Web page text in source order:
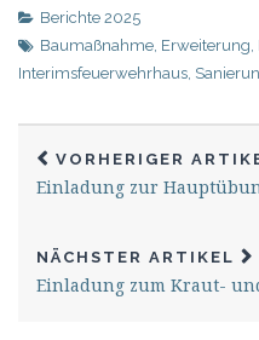
Berichte 2025
Baumaßnahme Erweiterung
Interimsfeuerwehrhaus
VORHERIGER
Einladung zur
NÄCHSTER ARTIKEL
Einladung zum Kraut-